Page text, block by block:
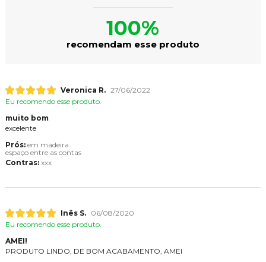
100%
recomendam esse produto
Veronica R. 27/06/2022
Eu recomendo esse produto.
muito bom
excelente
Prós: em madeira
espaço entre as contas
Contras: xxx
Inês S.
06/08/2020
Eu recomendo esse produto.
AMEI!
PRODUTO LINDO, DE BOM ACABAMENTO, AMEI